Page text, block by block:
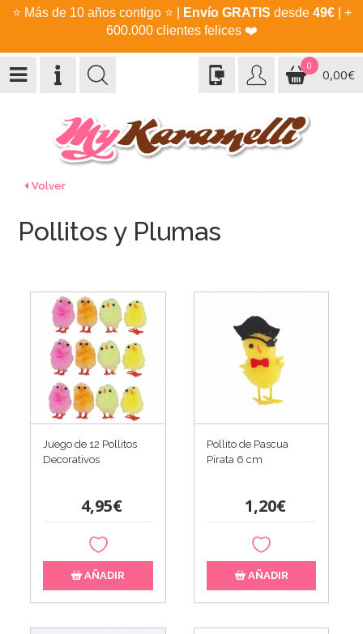
⭐ Más de 10 años contigo ⭐ Envío GRATIS desde 49€| +
600.000 clientes felices ❤️
0
0,00€
Volver
Pollitos y Plumas
Juego de 12 Pollitos
Decorativos
4,95€
AÑADIR
Pollito de Pascua
Pirata 6 cm
1,20€
AÑADIR